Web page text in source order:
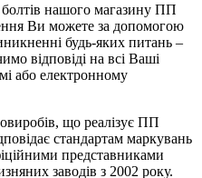
нашого магазину ПП
Ви можете за допомогою
будь-яких питань –
відповіді на всі Ваші
або електронному
що реалізує ПП
стандартам маркувань
представниками
заводів з 2002 року.